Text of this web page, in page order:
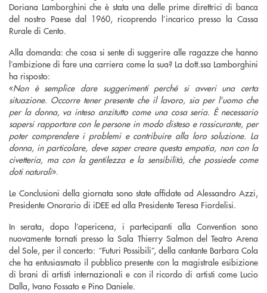
Doriana Lamborghini che è stata una delle prime direttrici di banca
del nostro Paese dal 1960, ricoprendo l’incarico presso la Cassa
Rurale di Cento.
Alla domanda: che cosa si sente di suggerire alle ragazze che hanno
l’ambizione di fare una carriera come la sua? La dott.ssa Lamborghini
ha risposto:
«Non è semplice dare suggerimenti perché si avveri una certa
situazione. Occorre tener presente che il lavoro, sia per l’uomo che
per la donna, va inteso anzitutto come una cosa seria. È necessario
sapersi rapportare con le persone in modo disteso e rassicurante, per
poter comprendere i problemi e contribuire alla loro soluzione. La
donna, in particolare, deve saper creare questa empatia, non con la
civetteria, ma con la gentilezza e la sensibilità, che possiede come
doti naturali».
Le Conclusioni della giornata sono state affidate ad Alessandro Azzi,
Presidente Onorario di iDEE ed alla Presidente Teresa Fiordelisi.
In serata, dopo l’apericena, i partecipanti alla Convention sono
nuovamente tornati presso la Sala Thierry Salmon del Teatro Arena
del Sole, per il concerto: “Futuri Possibili”, della cantante Barbara Cola
che ha entusiasmato il pubblico presente con la magistrale esibizione
di brani di artisti internazionali e con il ricordo di artisti come Lucio
Dalla, Ivano Fossato e Pino Daniele.